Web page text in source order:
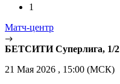
1
Матч-центр
БЕТСИТИ Суперлига, 1/2
21 Мая 2026 , 15:00 (МСК)